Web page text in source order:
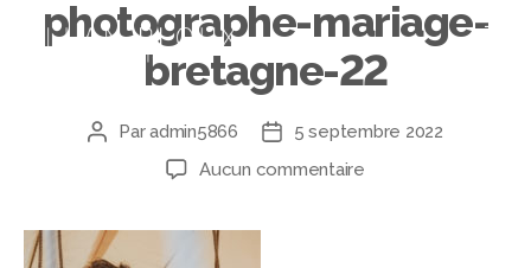
photographe-mariage-
bretagne-22
Paradmin5866
5 septembre 2022
Aucun commentaire